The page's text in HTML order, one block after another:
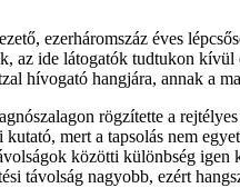
ezerháromszáz éves
az ide látogatók tudtukon
hívogató hangjára, annak a
rögzítette a
kutató, mert a tapsolás nem
közötti különbség
távolság nagyobb, ezért